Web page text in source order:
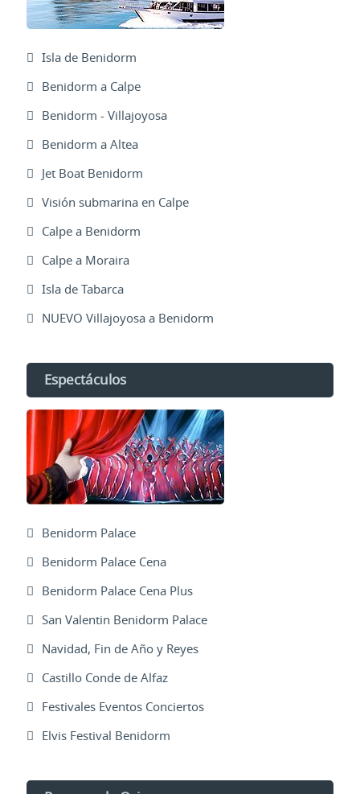
Isla de Benidorm
Benidorm a Calpe
Benidorm - Villajoyosa
Benidorm a Altea
Jet Boat Benidorm
Visión submarina en Calpe
Calpe a Benidorm
Calpe a Moraira
Isla de Tabarca
NUEVO Villajoyosa a Benidorm
Espectáculos
Benidorm Palace
Benidorm Palace Cena
Benidorm Palace Cena Plus
San Valentin Benidorm Palace
Navidad, Fin de Año y Reyes
Castillo Conde de Alfaz
Festivales Eventos Conciertos
Elvis Festival Benidorm